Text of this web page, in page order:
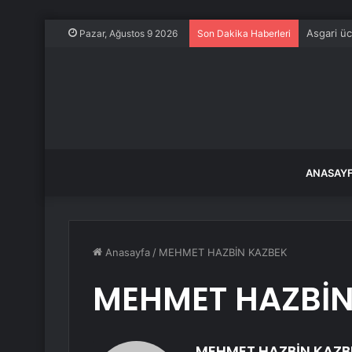
Pazar, Ağustos 9 2026 Son Dakika Haberleri Asgari
Anasayfa / MEHMET HAZBİN KAZBEK
MEHMET